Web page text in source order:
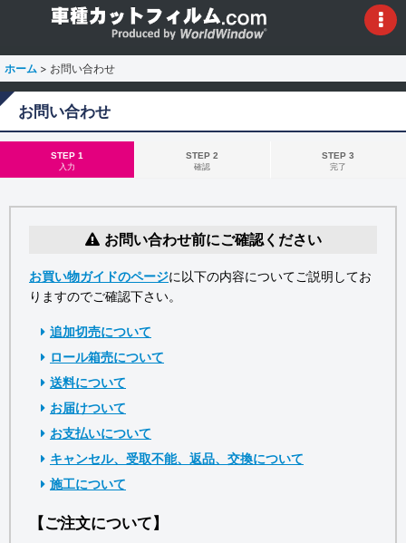
ホーム > お問い合わせ
お問い合わせ
STEP 1
入力
STEP 2
確認
STEP 3
完了
お問い合わせ前にご確認ください
お買い物ガイドのページに以下の内容についてご説明してお
りますのでご確認下さい。
追加切売について
ロール箱売について
送料について
お届けついて
お支払いについて
キャンセル、受取不能、返品、交換について
施工について
【ご注文について】